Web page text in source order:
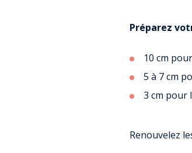
Préparez
10 cm
5 à 7 cm
3 cm pour
Renouvelez